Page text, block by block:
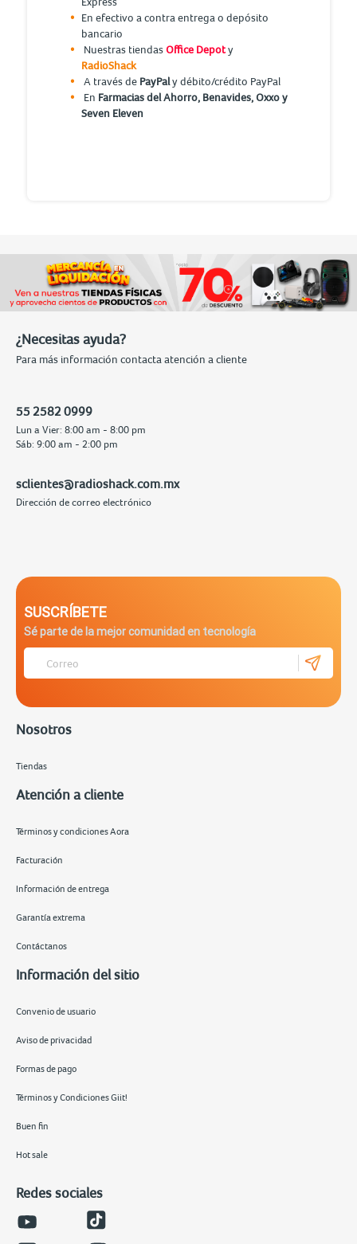
En efectivo a contra entrega o depósito
bancario
Nuestras tiendasOffice Depoty
RadioShack
A través de PayPaly débito/crédito PayPal
En Farmacias del Ahorro, Benavides, Oxxo y
Seven Eleven
¿Necesitas ayuda?
Para más información contacta atención a cliente
55 2582 0999
Lun a Vier: 8:00 am - 8:00 pm
Sáb: 9:00 am - 2:00 pm
sclientes@radioshack.com.mx
Dirección de correo electrónico
SUSCRÍBETE
Sé parte de la mejor comunidad en tecnología
Nosotros
Tiendas
Atención a cliente
Términos y condiciones Aora
Facturación
Información de entrega
Garantía extrema
Contáctanos
Información del sitio
Convenio de usuario
Aviso de privacidad
Formas de pago
Términos y Condiciones Giit!
Buen fin
Hot sale
Redes sociales